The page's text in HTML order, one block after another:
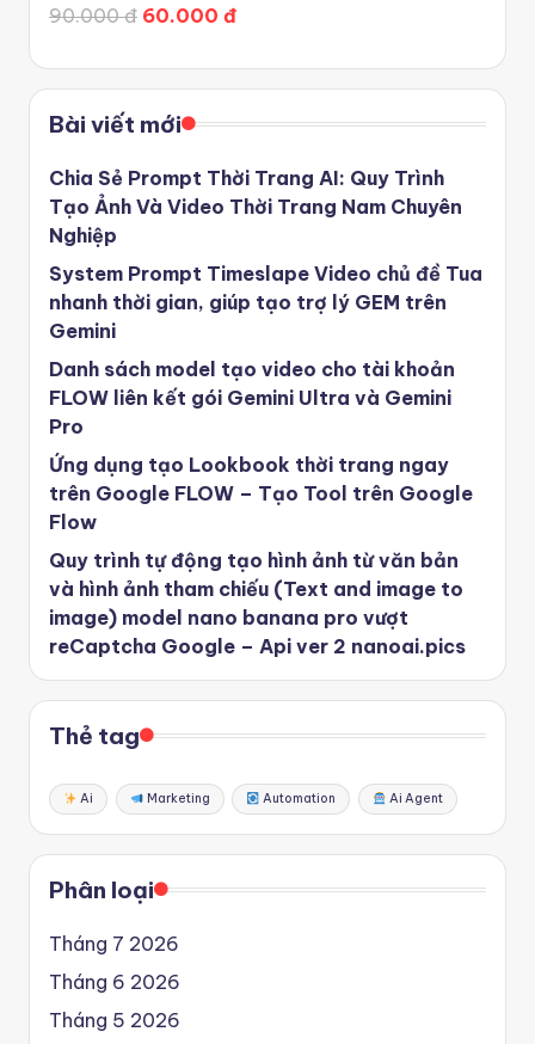
90.000 đ 60.000 đ
Bài viết mới
Chia Sẻ Prompt Thời Trang AI: Quy Trình
Tạo Ảnh Và Video Thời Trang Nam Chuyên
Nghiệp
System Prompt Timeslape Video chủ đề Tua
nhanh thời gian, giúp tạo trợ lý GEM trên
Gemini
Danh sách model tạo video cho tài khoản
FLOW liên kết gói Gemini Ultra và Gemini
Pro
Ứng dụng tạo Lookbook thời trang ngay
trên Google FLOW – Tạo Tool trên Google
Flow
Quy trình tự động tạo hình ảnh từ văn bản
và hình ảnh tham chiếu (Text and image to
image) model nano banana pro vượt
reCaptcha Google – Api ver 2 nanoai.pics
Thẻ tag
Ai Marketing Automation Ai Agent
Phân loại
Tháng 7 2026
Tháng 6 2026
Tháng 5 2026